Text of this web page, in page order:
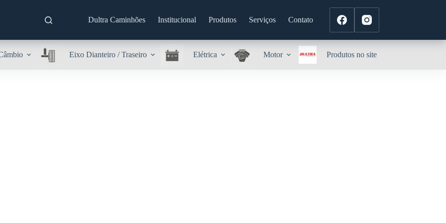
Dultra Caminhões Institucional Produtos Serviços Contato
Eixo Dianteiro / Traseiro Elétrica Motor Produtos no site